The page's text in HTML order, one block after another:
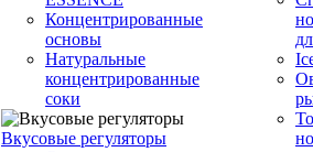
Концентрированные
основы
Натуральные
концентрированные
соки
Вкусовые регуляторы